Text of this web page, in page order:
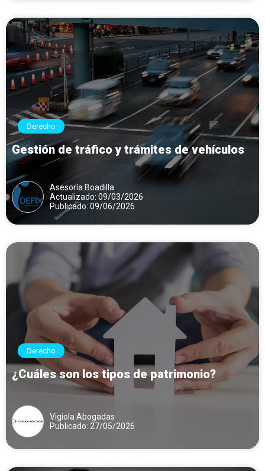
Derecho
Gestión de tráfico y trámites de vehículos
Asesoría Boadilla
Actualizado: 09/03/2026
Publicado: 09/06/2026
Derecho
¿Cuáles son los tipos de patrimonio?
Vigiola Abogadas
Publicado: 27/05/2026